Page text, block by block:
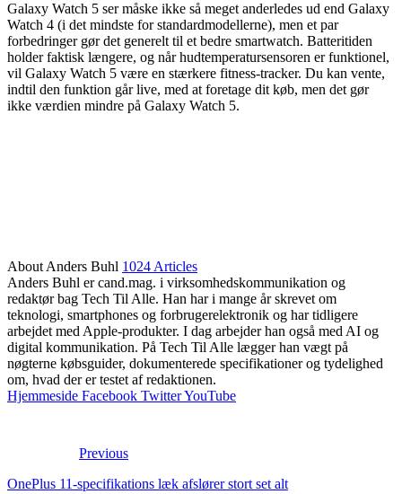
Galaxy Watch 5 ser måske ikke så meget anderledes ud end Galaxy
Watch 4 (i det mindste for standardmodellerne), men et par
forbedringer gør det generelt til et bedre smartwatch. Batteritiden
holder faktisk længere, og når hudtemperatursensoren er funktionel,
vil Galaxy Watch 5 være en stærkere fitness-tracker. Du kan vente,
indtil den funktion går live, med at foretage dit køb, men det gør
ikke værdien mindre på Galaxy Watch 5.
About Anders Buhl 1024 Articles
Anders Buhl er cand.mag. i virksomhedskommunikation og
redaktør bag Tech Til Alle. Han har i mange år skrevet om
teknologi, smartphones og forbrugerelektronik og har tidligere
arbejdet med Apple-produkter. I dag arbejder han også med AI og
digital kommunikation. På Tech Til Alle lægger han vægt på
nøgterne købsguider, dokumenterede specifikationer og tydelighed
om, hvad der er testet af redaktionen.
Hjemmeside Facebook TwitterYouTube
Previous
OnePlus 11-specifikations læk afslører stort set alt